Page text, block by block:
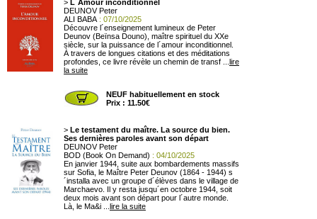
> L´Amour inconditionnel
DEUNOV Peter
ALI BABA : 07/10/2025
Découvre l´enseignement lumineux de Peter
Deunov (Beïnsa Douno), maître spirituel du XXe
siècle, sur la puissance de l´amour inconditionnel.
À travers de longues citations et des méditations
profondes, ce livre révèle un chemin de transf ... lire
la suite
NEUF habituellement en stock
Prix : 11.50€
> Le testament du maître. La source du bien.
Ses dernières paroles avant son départ
DEUNOV Peter
BOD (Book On Demand) : 04/10/2025
En janvier 1944, suite aux bombardements massifs
sur Sofia, le Maître Peter Deunov (1864 - 1944) s
´installa avec un groupe d´élèves dans le village de
Marchaevo. Il y resta jusqu´en octobre 1944, soit
deux mois avant son départ pour l´autre monde.
Là, le Ma&i ... lire la suite